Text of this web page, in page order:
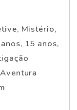
Mistério,
15 anos,